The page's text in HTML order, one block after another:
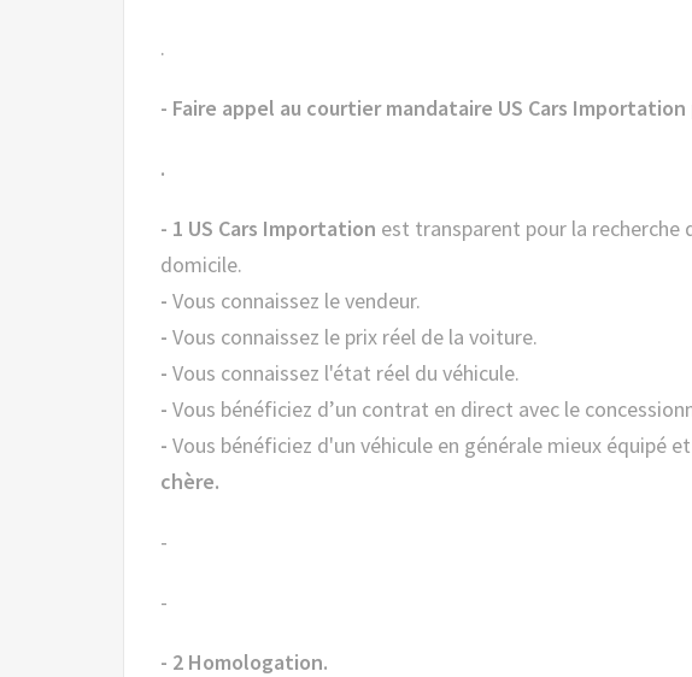
.
- Faire appel au courtier mandataire US Cars
.
- 1 US Cars Importation est transparent pour la recherche
domicile.
- Vous connaissez le vendeur.
- Vous connaissez le prix réel de la voiture.
- Vous connaissez l'état réel du véhicule.
- Vous bénéficiez d’un contrat en direct avec le
- Vous bénéficiez d'un véhicule en générale mieux équipé
chère.
-
-
- 2 Homologation.